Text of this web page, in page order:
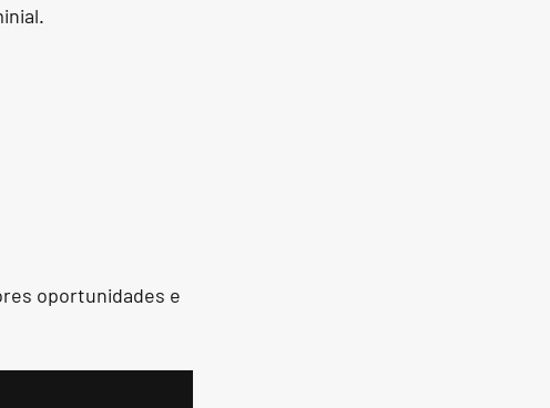
oportunidades e